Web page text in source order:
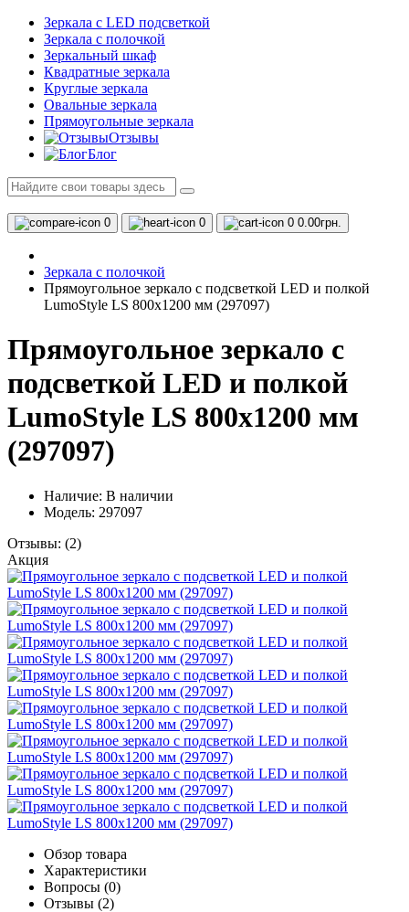
Зеркала с LED подсветкой
Зеркала с полочкой
Зеркальный шкаф
Квадратные зеркала
Круглые зеркала
Овальные зеркала
Прямоугольные зеркала
Отзывы
Блог
0 0 0 0.00грн.
Зеркала с полочкой
Прямоугольное зеркало с подсветкой LED и полкой
LumoStyle LS 800x1200 мм (297097)
Прямоугольное зеркало с
подсветкой LED и полкой
LumoStyle LS 800x1200 мм
(297097)
Наличие: В наличии
Модель: 297097
Отзывы: (2)
Акция
Обзор товара
Характеристики
Вопросы (0)
Отзывы (2)